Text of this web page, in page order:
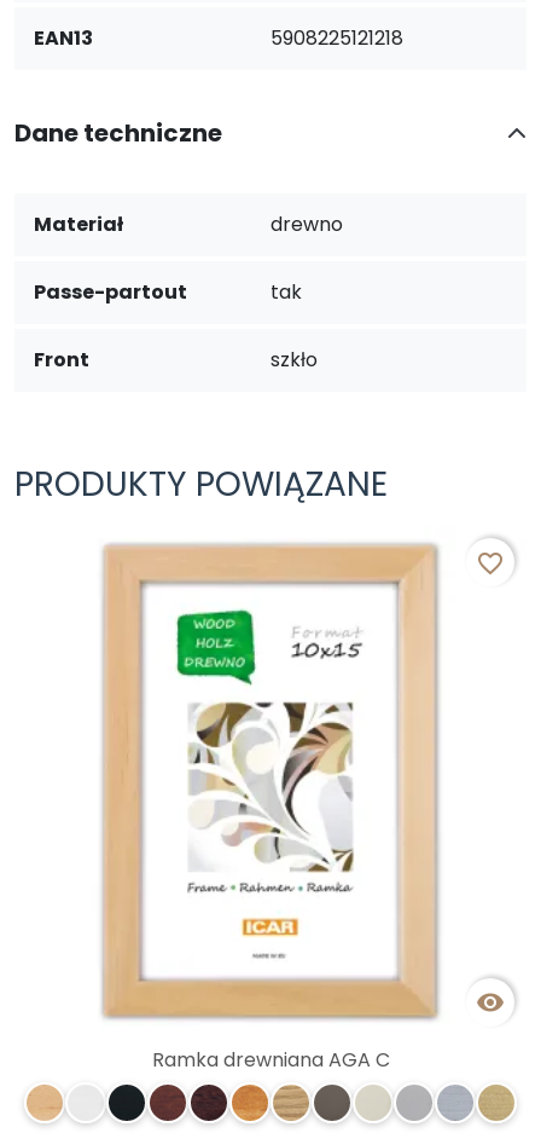
EAN13 5908225121218
Dane techniczne
Materiał drewno
Passe-partout tak
Front szkło
PRODUKTY POWIĄZANE

favorite_border
Ramka drewniana AGA C